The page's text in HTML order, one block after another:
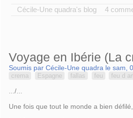
Cécile-Une quadra's blog 4
Voyage en Ibérie (La
Soumis par Cécile-Une quadra le sam,
crema Espagne fallas feu feu d
.../...
Une fois que tout le monde a bien